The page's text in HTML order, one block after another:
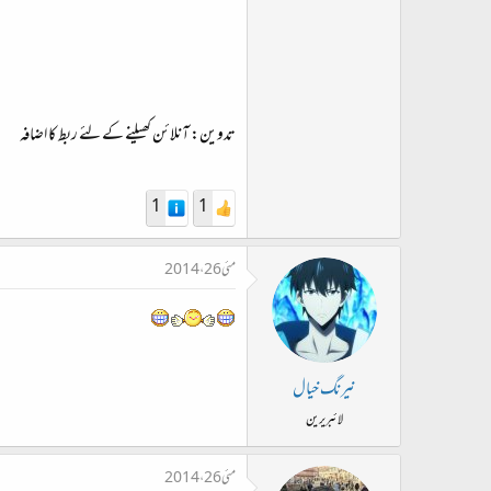
تدوین: آنلائن کھیلنے کے لئے ربط کا اضافہ
1
1
نیرنگ خیال
لائبریرین
مئی 26، 2014
مئی 26، 2014